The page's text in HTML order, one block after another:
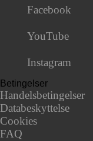
Facebook
YouTube
Instagram
Betingelser
Handelsbetingelser
Databeskyttelse
Cookies
FAQ